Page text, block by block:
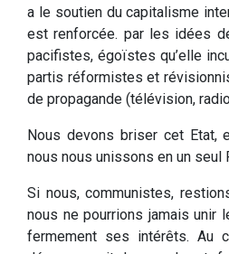
a le soutien du capitalisme
est renforcée. par les idées
pacifistes, égoïstes qu’elle
partis réformistes et
de propagande (télévision,
Nous devons briser cet Etat,
nous nous unissons en un seul
Si nous, communistes,
nous ne pourrions jamais unir
fermement ses intérêts. Au